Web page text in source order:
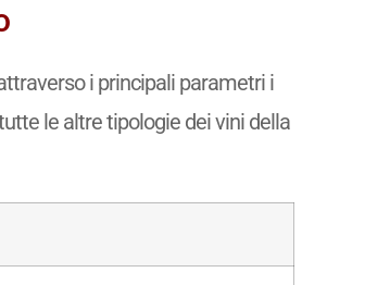
i principali parametri i
le altre tipologie dei vini della